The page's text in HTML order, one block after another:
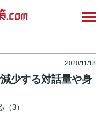
2020/11/18
少する対話量や身
3）